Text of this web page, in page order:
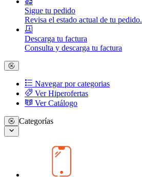
Sigue tu pedido
Revisa el estado actual de tu pedido.
Descarga tu factura
Consulta y descarga tu factura
Navegar por categorias
Ver Hiperofertas
Ver Catálogo
Categorías